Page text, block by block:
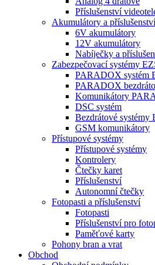
Příslušenství
Akumulátory a příslušenství
6V akumulátory
12V akumulátory
Nabíječky a
Zabezpečovací systémy
PARADOX systém
PARADOX
Komunikátory
DSC systém
Bezdrátové systémy
GSM komunikátory
Přístupové systémy
Přístupové systémy
Kontrolery
Čtečky karet
Příslušenství
Autonomní čtečky
Fotopasti a příslušenství
Fotopasti
Příslušenství pro
Paměťové karty
Pohony bran a vrat
Obchod